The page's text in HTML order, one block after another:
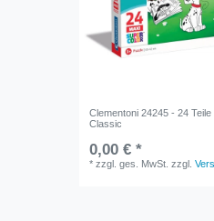
Clementoni 24245 - 24
Classic
0,00 € *
*zzgl. ges. MwSt. zzgl.